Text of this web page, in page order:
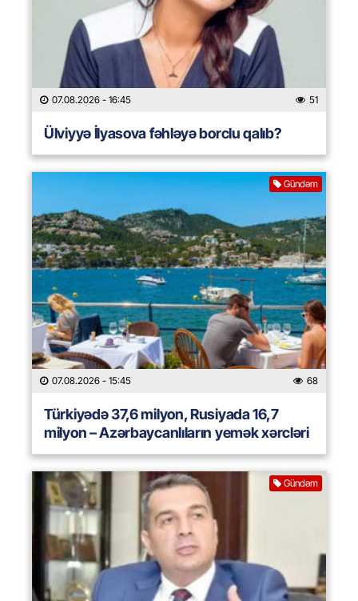
07.08.2026 - 16:45 51
Ülviyyə İlyasova fəhləyə borclu qalıb?
Gündəm
07.08.2026 - 15:45 68
Türkiyədə 37,6 milyon, Rusiyada 16,7
milyon – Azərbaycanlıların yemək xərcləri
Gündəm